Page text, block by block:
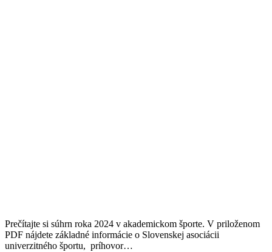
Prečítajte si súhrn roka 2024 v akademickom športe. V priloženom
PDF nájdete základné informácie o Slovenskej asociácii
univerzitného športu, príhovor…